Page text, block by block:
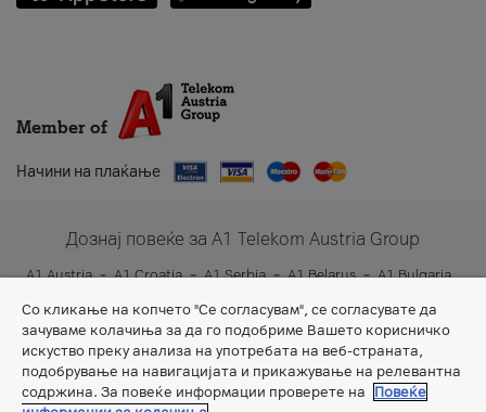
Member of
Начини на плаќање
Дознај повеќе за A1 Telekom Austria Group
A1 Austria A1 Croatia A1 Serbia A1 Belarus
A1 Bulgaria
Со кликање на копчето "Се согласувам", се согласувате да
зачуваме колачиња за да го подобриме Вашето корисничко
искуство преку анализа на употребата на веб-страната,
подобрување на навигацијата и прикажување на релевантна
содржина. За повеќе информации проверете на
Повеќе